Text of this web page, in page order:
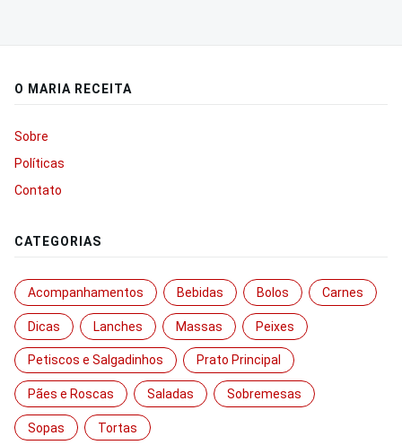
O MARIA RECEITA
Sobre
Políticas
Contato
CATEGORIAS
Acompanhamentos Bebidas Bolos Carnes
Dicas Lanches Massas Peixes
Petiscos e Salgadinhos Prato Principal
Pães e Roscas Saladas Sobremesas
Sopas Tortas